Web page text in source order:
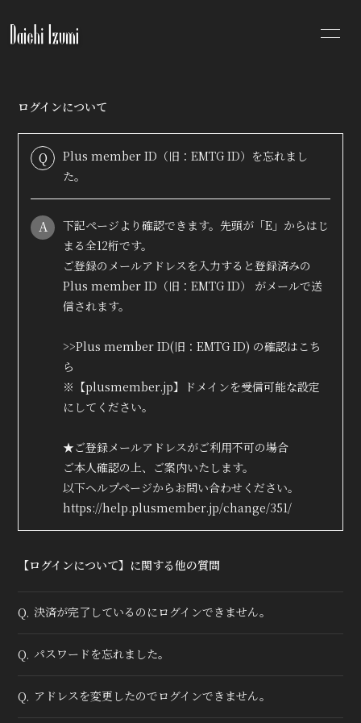
VIDEO
MOVIE
PHOTO
ログインについて
Q
Plus member ID（旧：EMTG ID）を忘れまし
た。
A
下記ページより確認できます。先頭が「E」からはじ
まる全12桁です。
ご登録のメールアドレスを入力すると登録済みの
Plus member ID（旧：EMTG ID） がメールで送
信されます。
>>Plus member ID(旧：EMTG ID) の確認はこち
ら
※【plusmember.jp】ドメインを受信可能な設定
にしてください。
★ご登録メールアドレスがご利用不可の場合
ご本人確認の上、ご案内いたします。
以下ヘルプページからお問い合わせください。
https://help.plusmember.jp/change/351/
【ログインについて】に関する他の質問
Q. 決済が完了しているのにログインできません。
Q. パスワードを忘れました。
Q. アドレスを変更したのでログインできません。